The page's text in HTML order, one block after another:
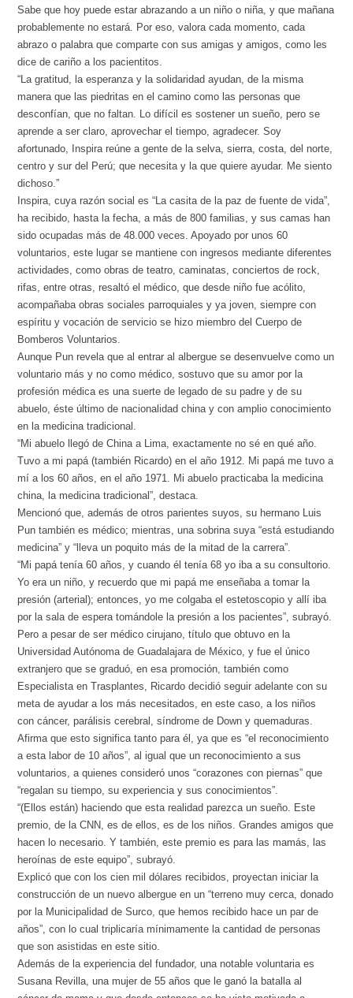
Sabe que hoy puede estar abrazando a un niño o niña, y que mañana
probablemente no estará. Por eso, valora cada momento, cada
abrazo o palabra que comparte con sus amigas y amigos, como les
dice de cariño a los pacientitos.
“La gratitud, la esperanza y la solidaridad ayudan, de la misma
manera que las piedritas en el camino como las personas que
desconfían, que no faltan. Lo difícil es sostener un sueño, pero se
aprende a ser claro, aprovechar el tiempo, agradecer. Soy
afortunado, Inspira reúne a gente de la selva, sierra, costa, del norte,
centro y sur del Perú; que necesita y la que quiere ayudar. Me siento
dichoso.”
Inspira, cuya razón social es “La casita de la paz de fuente de vida”,
ha recibido, hasta la fecha, a más de 800 familias, y sus camas han
sido ocupadas más de 48.000 veces. Apoyado por unos 60
voluntarios, este lugar se mantiene con ingresos mediante diferentes
actividades, como obras de teatro, caminatas, conciertos de rock,
rifas, entre otras, resaltó el médico, que desde niño fue acólito,
acompañaba obras sociales parroquiales y ya joven, siempre con
espíritu y vocación de servicio se hizo miembro del Cuerpo de
Bomberos Voluntarios.
Aunque Pun revela que al entrar al albergue se desenvuelve como un
voluntario más y no como médico, sostuvo que su amor por la
profesión médica es una suerte de legado de su padre y de su
abuelo, éste último de nacionalidad china y con amplio conocimiento
en la medicina tradicional.
“Mi abuelo llegó de China a Lima, exactamente no sé en qué año.
Tuvo a mi papá (también Ricardo) en el año 1912. Mi papá me tuvo a
mí a los 60 años, en el año 1971. Mi abuelo practicaba la medicina
china, la medicina tradicional”, destaca.
Mencionó que, además de otros parientes suyos, su hermano Luis
Pun también es médico; mientras, una sobrina suya “está estudiando
medicina” y “lleva un poquito más de la mitad de la carrera”.
“Mi papá tenía 60 años, y cuando él tenía 68 yo iba a su consultorio.
Yo era un niño, y recuerdo que mi papá me enseñaba a tomar la
presión (arterial); entonces, yo me colgaba el estetoscopio y allí iba
por la sala de espera tomándole la presión a los pacientes”, subrayó.
Pero a pesar de ser médico cirujano, título que obtuvo en la
Universidad Autónoma de Guadalajara de México, y fue el único
extranjero que se graduó, en esa promoción, también como
Especialista en Trasplantes, Ricardo decidió seguir adelante con su
meta de ayudar a los más necesitados, en este caso, a los niños
con cáncer, parálisis cerebral, síndrome de Down y quemaduras.
Afirma que esto significa tanto para él, ya que es “el reconocimiento
a esta labor de 10 años”, al igual que un reconocimiento a sus
voluntarios, a quienes consideró unos “corazones con piernas” que
“regalan su tiempo, su experiencia y sus conocimientos”.
“(Ellos están) haciendo que esta realidad parezca un sueño. Este
premio, de la CNN, es de ellos, es de los niños. Grandes amigos que
hacen lo necesario. Y también, este premio es para las mamás, las
heroínas de este equipo”, subrayó.
Explicó que con los cien mil dólares recibidos, proyectan iniciar la
construcción de un nuevo albergue en un “terreno muy cerca, donado
por la Municipalidad de Surco, que hemos recibido hace un par de
años”, con lo cual triplicaría mínimamente la cantidad de personas
que son asistidas en este sitio.
Además de la experiencia del fundador, una notable voluntaria es
Susana Revilla, una mujer de 55 años que le ganó la batalla al